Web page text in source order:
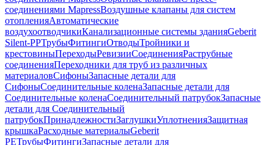
соединениями MapressВоздушные клапаны для систем
отопленияАвтоматические
воздухоотводчикиКанализационные системы зданияGeberit
Silent-PPТрубыФитингиОтводыТройники и
крестовиныПереходыРевизииСоединенияРаструбные
соединенияПереходники для труб из различных
материаловСифоныЗапасные детали для
СифоныСоединительные коленаЗапасные детали для
Соединительные коленаСоединительный патрубокЗапасные
детали для Соединительный
патрубокПринадлежностиЗаглушкиУплотненияЗащитная
крышкаРасходные материалыGeberit
PEТрубыФитингиЗапасные детали для